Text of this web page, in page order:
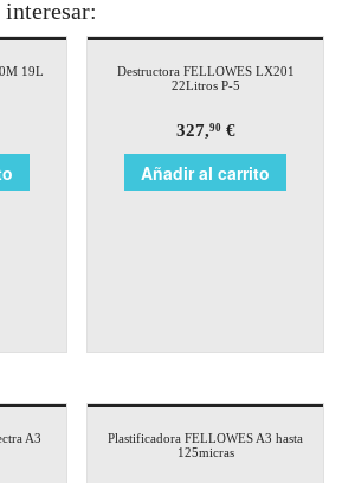
interesar:
19L
Destructora FELLOWES LX201
22Litros P-5
327,90€
Añadir al carrito
A3
Plastificadora FELLOWES A3 hasta
125micras